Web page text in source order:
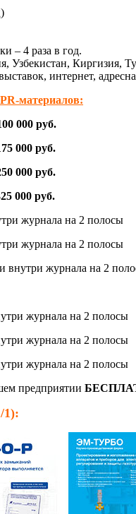
– 4 раза в год.
Узбекистан, Киргизия,
интернет,
материалов:
000 руб.
000 руб.
000 руб.
000 руб.
журнала на 2
журнала на 2
внутри журнала на 2
журнала на 2
журнала на 2
журнала на 2
предприятии
1):